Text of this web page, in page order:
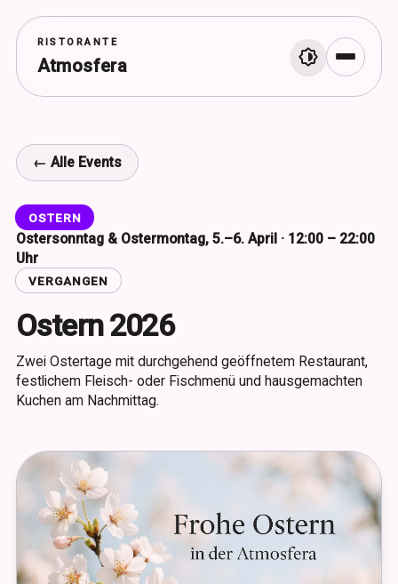
RISTORANTE
Atmosfera Menü
← Alle Events
OSTERN
Ostersonntag & Ostermontag, 5.–6. April · 12:00 – 22:00
Uhr
VERGANGEN
Ostern 2026
Zwei Ostertage mit durchgehend geöffnetem Restaurant,
festlichem Fleisch- oder Fischmenü und hausgemachten
Kuchen am Nachmittag.